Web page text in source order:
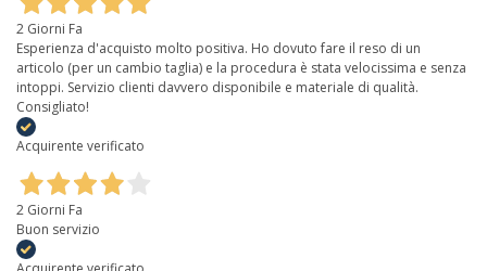
2 Giorni Fa
Esperienza d'acquisto molto positiva. Ho dovuto fare il reso di un
articolo (per un cambio taglia) e la procedura è stata velocissima e senza
intoppi. Servizio clienti davvero disponibile e materiale di qualità.
Consigliato!
Acquirente verificato
2 Giorni Fa
Buon servizio